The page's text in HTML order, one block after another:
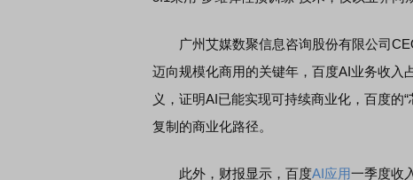
广州艾媒数聚信息咨询股份有限公司
迈向规模化商用的关键年，百度AI业务收入
义，证明AI已能实现可持续商业化，百度的
复制的商业化路径。
此外，财报显示，百度AI应用一季度收
风，将吹向何处